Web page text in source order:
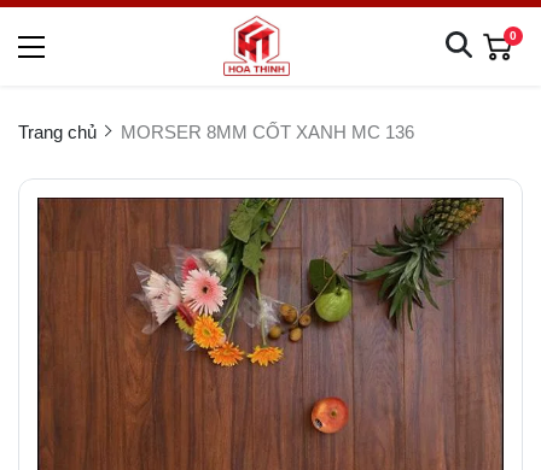
0
Trang chủ MORSER 8MM CỐT XANH MC 136